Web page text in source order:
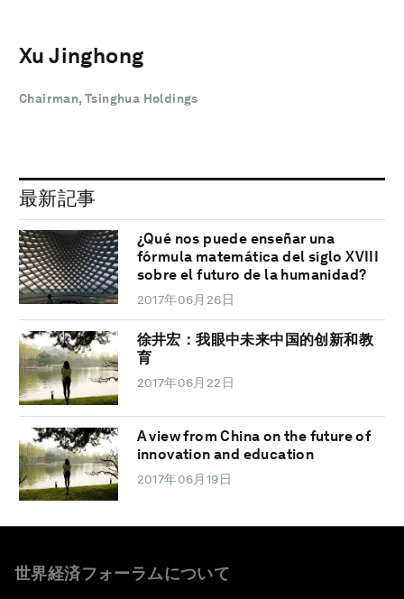
Xu Jinghong
Chairman, Tsinghua Holdings
最新記事
¿Qué nos puede enseñar una
fórmula matemática del siglo XVIII
sobre el futuro de la humanidad?
2017年06月26日
徐井宏：我眼中未来中国的创新和教
育
2017年06月22日
A view from China on the future of
innovation and education
2017年06月19日
世界経済フォーラムについて